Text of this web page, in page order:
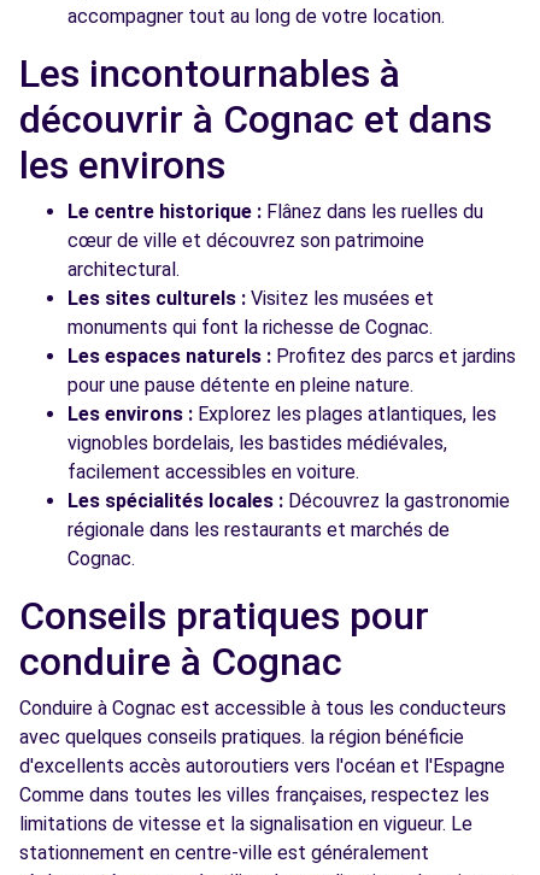
accompagner tout au long de votre location.
Les incontournables à
découvrir à Cognac et dans
les environs
Le centre historique : Flânez dans les ruelles du
cœur de ville et découvrez son patrimoine
architectural.
Les sites culturels : Visitez les musées et
monuments qui font la richesse de Cognac.
Les espaces naturels : Profitez des parcs et jardins
pour une pause détente en pleine nature.
Les environs : Explorez les plages atlantiques, les
vignobles bordelais, les bastides médiévales,
facilement accessibles en voiture.
Les spécialités locales : Découvrez la gastronomie
régionale dans les restaurants et marchés de
Cognac.
Conseils pratiques pour
conduire à Cognac
Conduire à Cognac est accessible à tous les conducteurs
avec quelques conseils pratiques. la région bénéficie
d'excellents accès autoroutiers vers l'océan et l'Espagne
Comme dans toutes les villes françaises, respectez les
limitations de vitesse et la signalisation en vigueur. Le
stationnement en centre-ville est généralement